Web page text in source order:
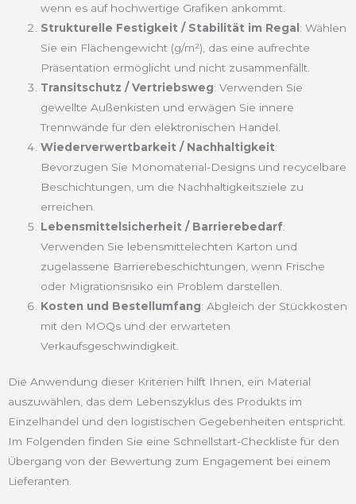
wenn es auf hochwertige Grafiken ankommt.
Strukturelle Festigkeit / Stabilität im Regal : Wählen
Sie ein Flächengewicht (g/m²), das eine aufrechte
Präsentation ermöglicht und nicht zusammenfällt.
Transitschutz / Vertriebsweg: Verwenden Sie
gewellte Außenkisten und erwägen Sie innere
Trennwände für den elektronischen Handel.
Wiederverwertbarkeit / Nachhaltigkeit:
Bevorzugen Sie Monomaterial-Designs und recycelbare
Beschichtungen, um die Nachhaltigkeitsziele zu
erreichen.
Lebensmittelsicherheit / Barrierebedarf:
Verwenden Sie lebensmittelechten Karton und
zugelassene Barrierebeschichtungen, wenn Frische
oder Migrationsrisiko ein Problem darstellen.
Kosten und Bestellumfang: Abgleich der Stückkosten
mit den MOQs und der erwarteten
Verkaufsgeschwindigkeit.
Die Anwendung dieser Kriterien hilft Ihnen, ein Material
auszuwählen, das dem Lebenszyklus des Produkts im
Einzelhandel und den logistischen Gegebenheiten entspricht.
Im Folgenden finden Sie eine Schnellstart-Checkliste für den
Übergang von der Bewertung zum Engagement bei einem
Lieferanten.